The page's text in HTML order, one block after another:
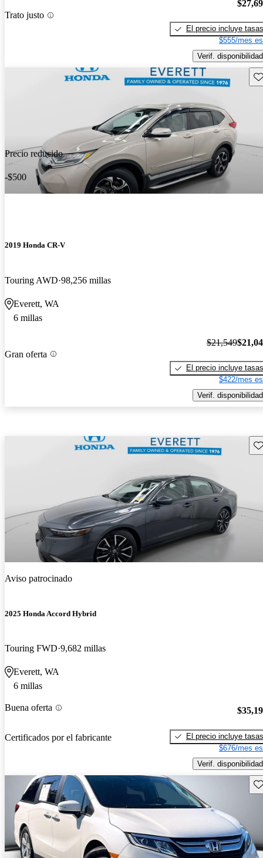
Trato justo
El precio incluye tasas
$555/mes
Verif. disponibilidad
Precio reducido
-$500
2019 Honda CR-V
Touring AWD 98,256 millas
Everett, WA
6 millas
Gran oferta
$21,549
El precio incluye tasas
$422/mes
Verif. disponibilidad
Aviso patrocinado
2025 Honda Accord Hybrid
Touring FWD 9,682 millas
Everett, WA
6 millas
Buena oferta
Certificados por el fabricante
El precio incluye tasas
$676/mes
Verif. disponibilidad